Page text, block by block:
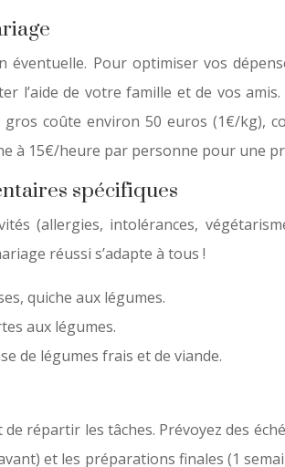
Pour optimiser vos
l’aide de votre famille et de vos
coûte environ 50 euros (1€/
à 15€/heure par personne pour une
spécifiques
(allergies, intolérances,
réussi s’adapte à tous !
quiche aux légumes.
aux légumes.
de légumes frais et de viande.
répartir les tâches. Prévoyez des
et les préparations finales (1